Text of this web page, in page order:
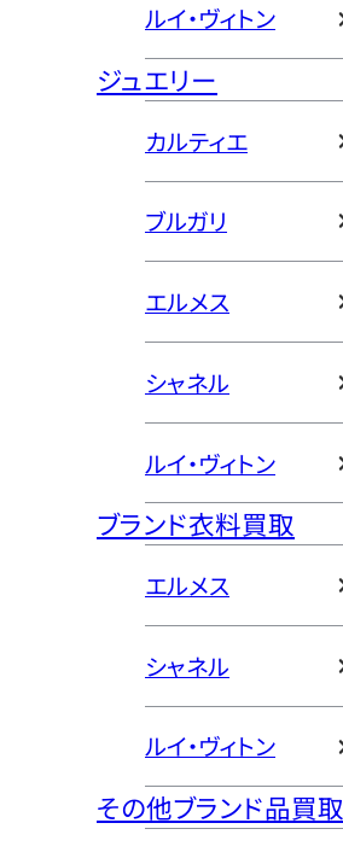
ルイ・ヴィトン
ジュエリー
カルティエ
ブルガリ
エルメス
シャネル
ルイ・ヴィトン
ブランド衣料買取
エルメス
シャネル
ルイ・ヴィトン
その他ブランド品買取